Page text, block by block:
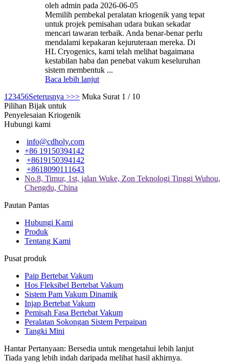
oleh admin pada 2026-06-05
Memilih pembekal peralatan kriogenik yang tepat
untuk projek pemisahan udara bukan sekadar
mencari tawaran terbaik. Anda benar-benar perlu
mendalami kepakaran kejuruteraan mereka. Di
HL Cryogenics, kami telah melihat bagaimana
kestabilan haba dan penebat vakum keseluruhan
sistem membentuk ...
Baca lebih lanjut
1 23456Seterusnya >>> Muka Surat 1 / 10
Pilihan Bijak untuk
Penyelesaian Kriogenik
Hubungi kami
info@cdholy.com
+86 19150394142
+8619150394142
+8618090111643
No.8, Timur, 1st, jalan Wuke, Zon Teknologi Tinggi Wuhou,
Chengdu, China
Pautan Pantas
Hubungi Kami
Produk
Tentang Kami
Pusat produk
Paip Bertebat Vakum
Hos Fleksibel Bertebat Vakum
Sistem Pam Vakum Dinamik
Injap Bertebat Vakum
Pemisah Fasa Bertebat Vakum
Peralatan Sokongan Sistem Perpaipan
Tangki Mini
Hantar Pertanyaan: Bersedia untuk mengetahui lebih lanjut
Tiada yang lebih indah daripada melihat hasil akhirnya.